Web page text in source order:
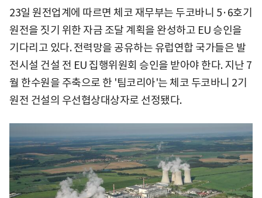
23일 원전업계에 따르면 체코 재무부는 두코바니 5·6호기
원전을 짓기 위한 자금 조달 계획을 완성하고 EU 승인을
기다리고 있다. 전력망을 공유하는 유럽연합 국가들은 발
전시설 건설 전 EU 집행위원회 승인을 받아야 한다. 지난 7
월 한수원을 주축으로 한 '팀코리아'는 체코 두코바니 2기
원전 건설의 우선협상대상자로 선정됐다.